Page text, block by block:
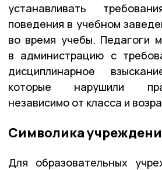
устанавливать
поведения в учебном
во время учебы. Педагоги
в администрацию с
дисциплинарное
которые нарушили
независимо от класса и
Символика
Для образовательных